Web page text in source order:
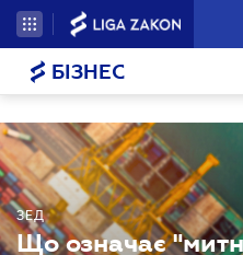
БІЗНЕС
ЗЕД
Що означає